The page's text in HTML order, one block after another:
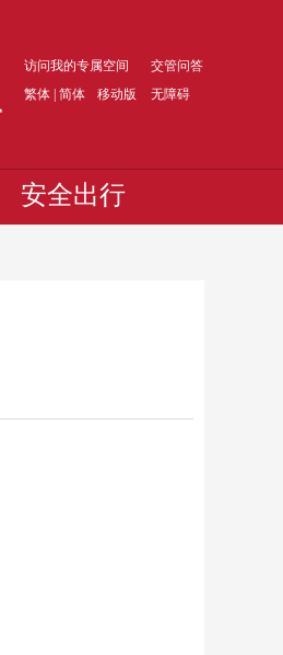
访问我的专属空间
交管问答
繁体 简体 移动版 无障碍
安全出行